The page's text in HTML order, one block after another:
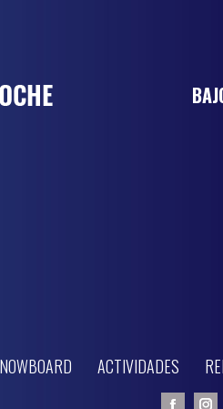
ACTIVIDADES